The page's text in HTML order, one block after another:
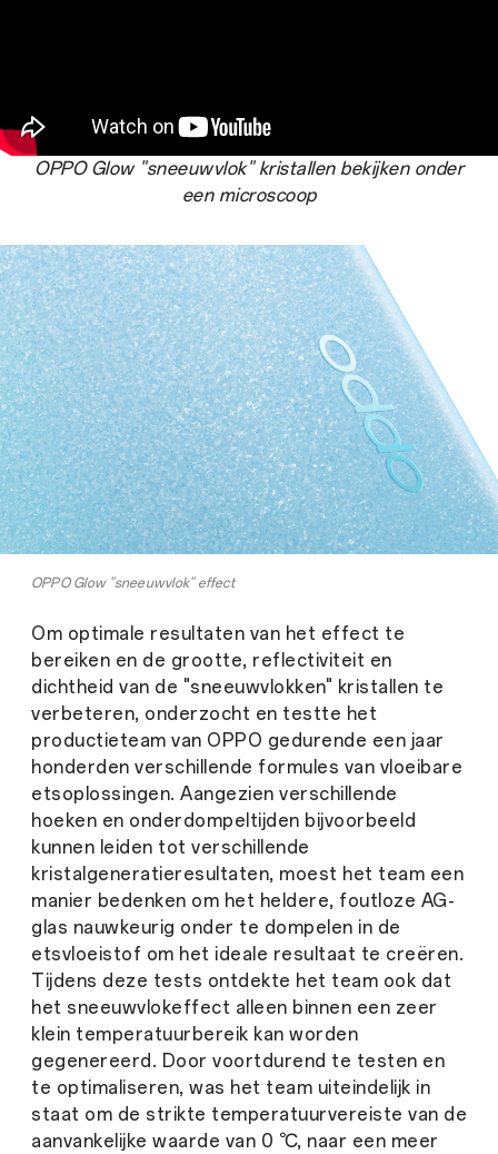
OPPO Glow "sneeuwvlok" kristallen bekijken onder
een microscoop
OPPO Glow "sneeuwvlok" effect
Om optimale resultaten van het effect te
bereiken en de grootte, reflectiviteit en
dichtheid van de "sneeuwvlokken" kristallen te
verbeteren, onderzocht en testte het
productieteam van OPPO gedurende een jaar
honderden verschillende formules van vloeibare
etsoplossingen. Aangezien verschillende
hoeken en onderdompeltijden bijvoorbeeld
kunnen leiden tot verschillende
kristalgeneratieresultaten, moest het team een
manier bedenken om het heldere, foutloze AG-
glas nauwkeurig onder te dompelen in de
etsvloeistof om het ideale resultaat te creëren.
Tijdens deze tests ontdekte het team ook dat
het sneeuwvlokeffect alleen binnen een zeer
klein temperatuurbereik kan worden
gegenereerd. Door voortdurend te testen en
te optimaliseren, was het team uiteindelijk in
staat om de strikte temperatuurvereiste van de
aanvankelijke waarde van 0 ℃, naar een meer